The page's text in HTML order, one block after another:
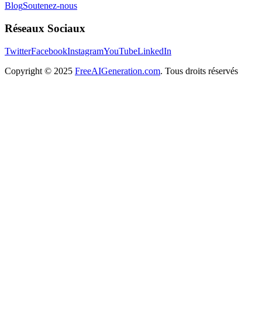
BlogSoutenez-nous
Réseaux Sociaux
TwitterFacebookInstagramYouTubeLinkedIn
Copyright © 2025 FreeAIGeneration.com. Tous droits réservés